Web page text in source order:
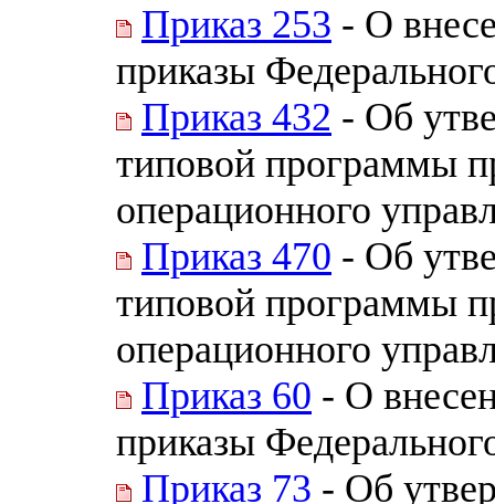
Приказ 253 - О
приказы
Приказ 432 - Об
типовой программы
операционного
Приказ 470 - Об
типовой программы
операционного
Приказ 60 - О
приказы
Приказ 73 - Об